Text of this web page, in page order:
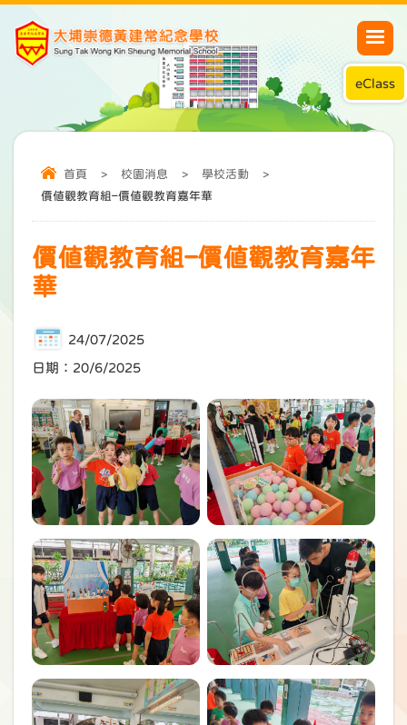
eClass
首頁 > 校園消息 > 學校活動
>
價值觀教育組–價值觀教育嘉年華
價值觀教育組–價值觀教育嘉年
華
24/07/2025
日期：20/6/2025